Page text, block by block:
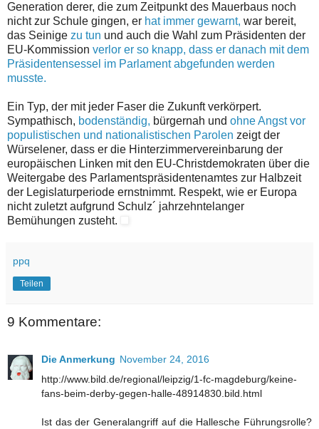
Generation derer, die zum Zeitpunkt des Mauerbaus noch
nicht zur Schule gingen, er hat immer gewarnt, war bereit,
das Seinige zu tun und auch die Wahl zum Präsidenten der
EU-Kommission verlor er so knapp, dass er danach mit dem
Präsidentensessel im Parlament abgefunden werden
musste.
Ein Typ, der mit jeder Faser die Zukunft verkörpert.
Sympathisch, bodenständig, bürgernah und ohne Angst vor
populistischen und nationalistischen Parolen zeigt der
Würselener, dass er die Hinterzimmervereinbarung der
europäischen Linken mit den EU-Christdemokraten über die
Weitergabe des Parlamentspräsidentenamtes zur Halbzeit
der Legislaturperiode ernstnimmt. Respekt, wie er Europa
nicht zuletzt aufgrund Schulz´ jahrzehntelanger
Bemühungen zusteht.
ppq
Teilen
9 Kommentare:
Die Anmerkung November 24, 2016
http://www.bild.de/regional/leipzig/1-fc-magdeburg/keine-
fans-beim-derby-gegen-halle-48914830.bild.html
Ist das der Generalangriff auf die Hallesche Führungsrolle?